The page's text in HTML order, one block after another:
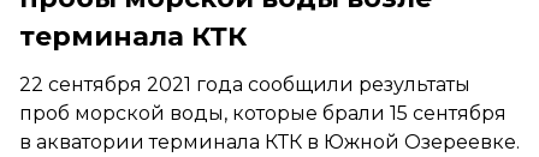
терминала КТК
22 сентября 2021 года сообщили результаты
проб морской воды, которые брали 15 сентября
в акватории терминала КТК в Южной Озереевке.